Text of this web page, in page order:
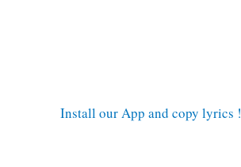
Install our App and copy lyrics !